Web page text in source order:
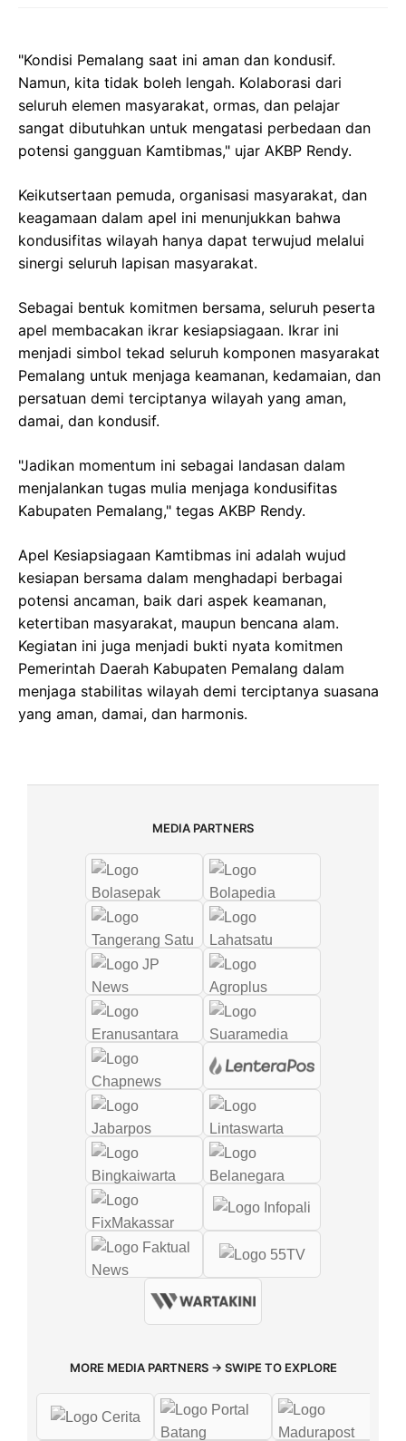
"Kondisi Pemalang saat ini aman dan kondusif.
Namun, kita tidak boleh lengah. Kolaborasi dari
seluruh elemen masyarakat, ormas, dan pelajar
sangat dibutuhkan untuk mengatasi perbedaan dan
potensi gangguan Kamtibmas," ujar AKBP Rendy.
Keikutsertaan pemuda, organisasi masyarakat, dan
keagamaan dalam apel ini menunjukkan bahwa
kondusifitas wilayah hanya dapat terwujud melalui
sinergi seluruh lapisan masyarakat.
Sebagai bentuk komitmen bersama, seluruh peserta
apel membacakan ikrar kesiapsiagaan. Ikrar ini
menjadi simbol tekad seluruh komponen masyarakat
Pemalang untuk menjaga keamanan, kedamaian, dan
persatuan demi terciptanya wilayah yang aman,
damai, dan kondusif.
"Jadikan momentum ini sebagai landasan dalam
menjalankan tugas mulia menjaga kondusifitas
Kabupaten Pemalang," tegas AKBP Rendy.
Apel Kesiapsiagaan Kamtibmas ini adalah wujud
kesiapan bersama dalam menghadapi berbagai
potensi ancaman, baik dari aspek keamanan,
ketertiban masyarakat, maupun bencana alam.
Kegiatan ini juga menjadi bukti nyata komitmen
Pemerintah Daerah Kabupaten Pemalang dalam
menjaga stabilitas wilayah demi terciptanya suasana
yang aman, damai, dan harmonis.
MEDIA PARTNERS
MORE MEDIA PARTNERS → SWIPE TO EXPLORE